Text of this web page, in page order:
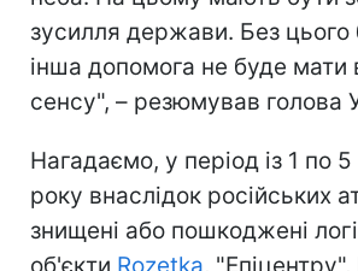
зусилля держави. Без цього
інша допомога не буде мати
сенсу", – резюмував голова
Нагадаємо, у період із 1 по
року внаслідок російських
знищені або пошкоджені
об'єкти Rozetka,